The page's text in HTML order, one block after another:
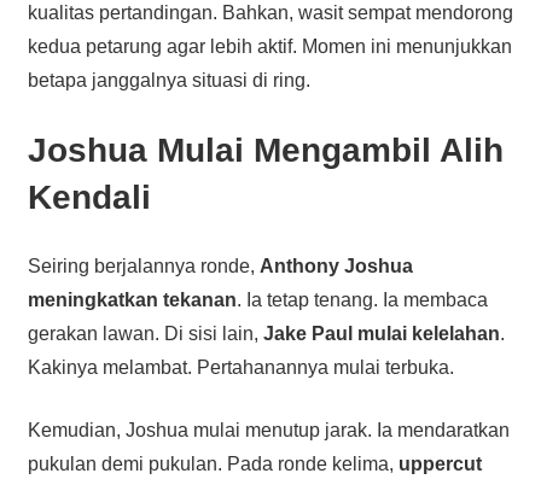
kualitas pertandingan. Bahkan, wasit sempat mendorong
kedua petarung agar lebih aktif. Momen ini menunjukkan
betapa janggalnya situasi di ring.
Joshua Mulai Mengambil Alih
Kendali
Seiring berjalannya ronde, Anthony Joshua
meningkatkan tekanan. Ia tetap tenang. Ia membaca
gerakan lawan. Di sisi lain, Jake Paul mulai kelelahan.
Kakinya melambat. Pertahanannya mulai terbuka.
Kemudian, Joshua mulai menutup jarak. Ia mendaratkan
pukulan demi pukulan. Pada ronde kelima, uppercut